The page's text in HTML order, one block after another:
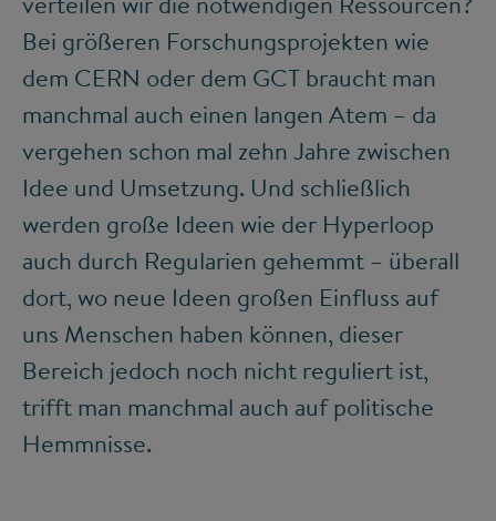
Bei größeren Forschungsprojekten wie
dem CERN oder dem GCT braucht man
manchmal auch einen langen Atem – da
vergehen schon mal zehn Jahre zwischen
Idee und Umsetzung. Und schließlich
werden große Ideen wie der Hyperloop
auch durch Regularien gehemmt – überall
dort, wo neue Ideen großen Einfluss auf
uns Menschen haben können, dieser
Bereich jedoch noch nicht reguliert ist,
trifft man manchmal auch auf politische
Hemmnisse.